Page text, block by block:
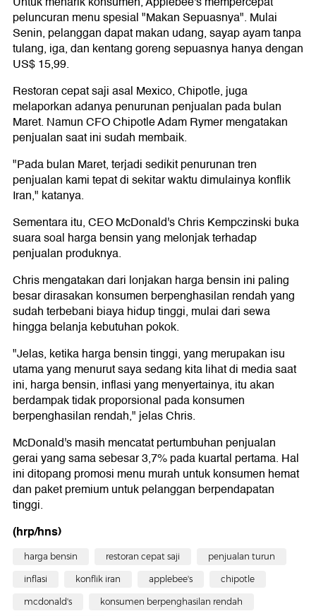
peluncuran menu spesial "Makan Sepuasnya". Mulai
Senin, pelanggan dapat makan udang, sayap ayam tanpa
tulang, iga, dan kentang goreng sepuasnya hanya dengan
US$ 15,99.
Restoran cepat saji asal Mexico, Chipotle, juga
melaporkan adanya penurunan penjualan pada bulan
Maret. Namun CFO Chipotle Adam Rymer mengatakan
penjualan saat ini sudah membaik.
"Pada bulan Maret, terjadi sedikit penurunan tren
penjualan kami tepat di sekitar waktu dimulainya konflik
Iran," katanya.
Sementara itu, CEO McDonald's Chris Kempczinski buka
suara soal harga bensin yang melonjak terhadap
penjualan produknya.
Chris mengatakan dari lonjakan harga bensin ini paling
besar dirasakan konsumen berpenghasilan rendah yang
sudah terbebani biaya hidup tinggi, mulai dari sewa
hingga belanja kebutuhan pokok.
"Jelas, ketika harga bensin tinggi, yang merupakan isu
utama yang menurut saya sedang kita lihat di media saat
ini, harga bensin, inflasi yang menyertainya, itu akan
berdampak tidak proporsional pada konsumen
berpenghasilan rendah," jelas Chris.
McDonald's masih mencatat pertumbuhan penjualan
gerai yang sama sebesar 3,7% pada kuartal pertama. Hal
ini ditopang promosi menu murah untuk konsumen hemat
dan paket premium untuk pelanggan berpendapatan
tinggi.
(hrp/hns)
harga bensin restoran cepat saji penjualan turun
inflasi konflik iran applebee's chipotle
mcdonald's konsumen berpenghasilan rendah